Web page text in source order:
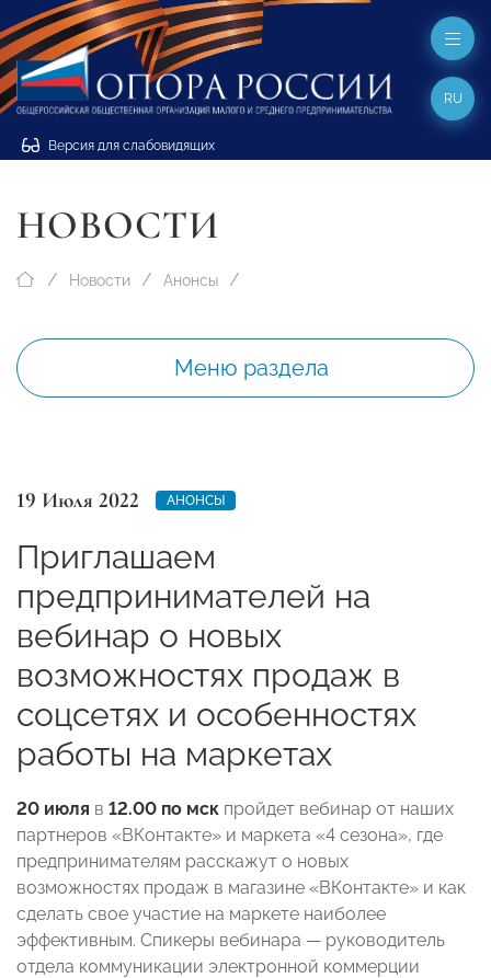
Версия для слабовидящих
RU
НОВОСТИ
Новости Анонсы
Меню раздела
19 Июля 2022 АНОНСЫ
Приглашаем
предпринимателей на
вебинар о новых
возможностях продаж в
соцсетях и особенностях
работы на маркетах
20 июля в 12.00 по мск пройдет вебинар от наших
партнеров «ВКонтакте» и маркета «4 сезона», где
предпринимателям расскажут о новых
возможностях продаж в магазине «ВКонтакте» и как
сделать свое участие на маркете наиболее
эффективным. Спикеры вебинара — руководитель
отдела коммуникации электронной коммерции